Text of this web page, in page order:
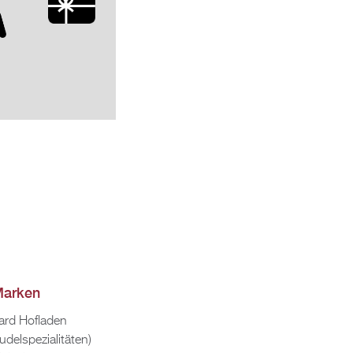
Hof­la­den